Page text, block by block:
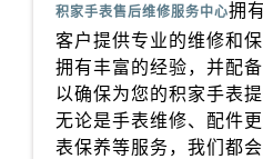
积家手表售后维修服务中心拥
客户提供专业的维修和
拥有丰富的经验，并配
以确保为您的积家手表
无论是手表维修、配件
表保养等服务，我们都